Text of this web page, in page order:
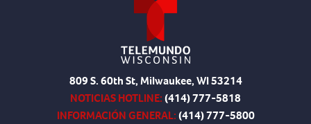
809 S. 60th St, Milwaukee, WI 53214
NOTICIAS HOTLINE:(414) 777-5818
INFORMACIÓN GENERAL:(414) 777-5800